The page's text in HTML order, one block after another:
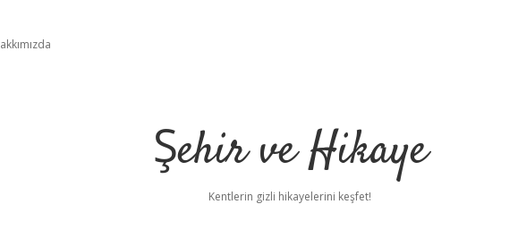
Şehir ve Hikaye
Kentlerin gizli hikayelerini keşfet!